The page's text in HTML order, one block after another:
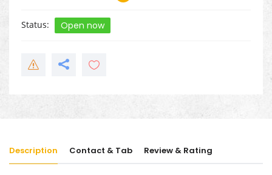
Status Open now
Description Contact & Tab Review & Rating